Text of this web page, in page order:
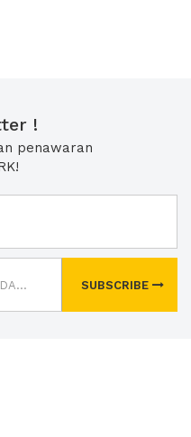
!
penawaran
SUBSCRIBE